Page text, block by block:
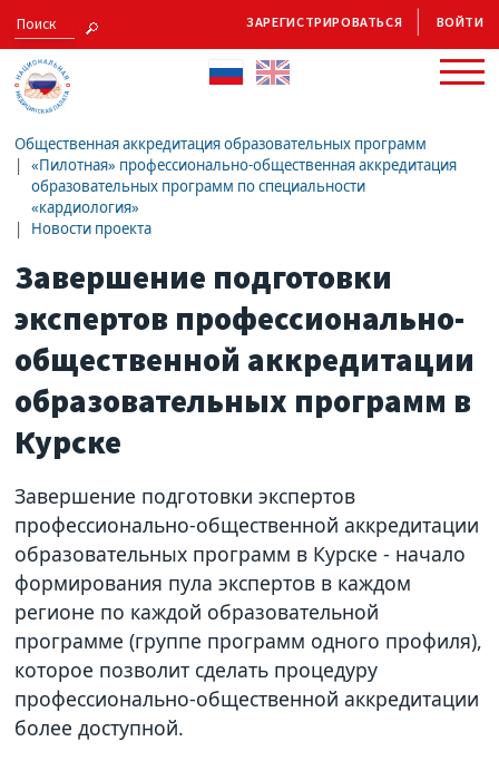
ЗАРЕГИСТРИРОВАТЬСЯ ВОЙТИ
Общественная аккредитация образовательных программ
«Пилотная» профессионально-общественная аккредитация
образовательных программ по специальности
«кардиология»
Новости проекта
Завершение подготовки
экспертов профессионально-
общественной аккредитации
образовательных программ в
Курске
Завершение подготовки экспертов
профессионально-общественной аккредитации
образовательных программ в Курске - начало
формирования пула экспертов в каждом
регионе по каждой образовательной
программе (группе программ одного профиля),
которое позволит сделать процедуру
профессионально-общественной аккредитации
более доступной.